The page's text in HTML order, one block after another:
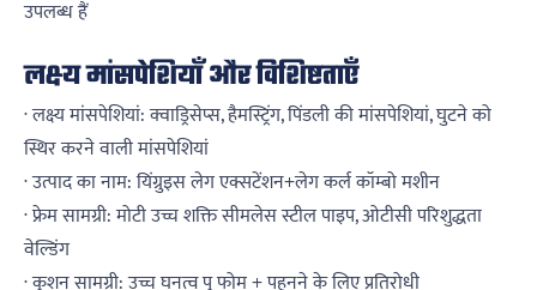
उपलब्ध हैं
लक्ष्य मांसपेशियाँ और विशिष्टताएँ
· लक्ष्य मांसपेशियां: क्वाड्रिसेप्स, हैमस्ट्रिंग, पिंडली की मांसपेशियां, घुटने को
स्थिर करने वाली मांसपेशियां
· उत्पाद का नाम: यिंग्रुइस लेग एक्सटेंशन+लेग कर्ल कॉम्बो मशीन
· फ्रेम सामग्री: मोटी उच्च शक्ति सीमलेस स्टील पाइप, ओटीसी परिशुद्धता
वेल्डिंग